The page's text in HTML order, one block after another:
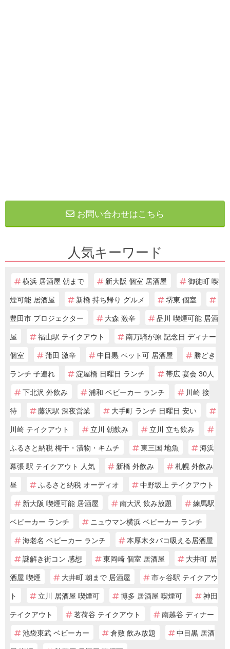
お問い合わせはこちら
人気キーワード
横浜 居酒屋 朝まで 新大阪 個室 居酒屋
御徒町 喫
煙可能 居酒屋
新橋 持ち帰り グルメ
堺東 個室
豊田市 プロジェクター
大森 激辛
品川 喫煙可能 居酒
屋
福山駅 テイクアウト
南万騎が原 記念日 ディナー
個室
蒲田 激辛 中目黒 ペット可 居酒屋
勝どき
ランチ 子連れ
淀屋橋 日曜日 ランチ
帯広 宴会 30人
下北沢 外飲み
浦和 ベビーカー ランチ
川崎 接
待
藤沢駅 深夜営業
大手町 ランチ 日曜日 安い
川崎 テイクアウト
立川 朝飲み
立川 立ち飲み
ふるさと納税 梅干・漬物・キムチ
東三国 地魚
海浜
幕張 駅 テイクアウト 人気
新橋 外飲み
札幌 外飲み
昼
ふるさと納税 オーディオ
中野坂上 テイクアウト
新大阪 喫煙可能 居酒屋
南大沢 飲み放題
練馬駅
ベビーカー ランチ
ニュウマン横浜 ベビーカー ランチ
海老名 ベビーカー ランチ
本厚木タバコ吸える居酒屋
謎解き街コン 感想
東岡崎 個室 居酒屋
大井町 居
酒屋 喫煙
大井町 朝まで 居酒屋
市ヶ谷駅 テイクアウ
ト
立川 居酒屋 喫煙可 博多 居酒屋 喫煙可
神田
テイクアウト
茗荷谷 テイクアウト
南越谷 ディナー
池袋東武 ベビーカー
倉敷 飲み放題
中目黒 居酒